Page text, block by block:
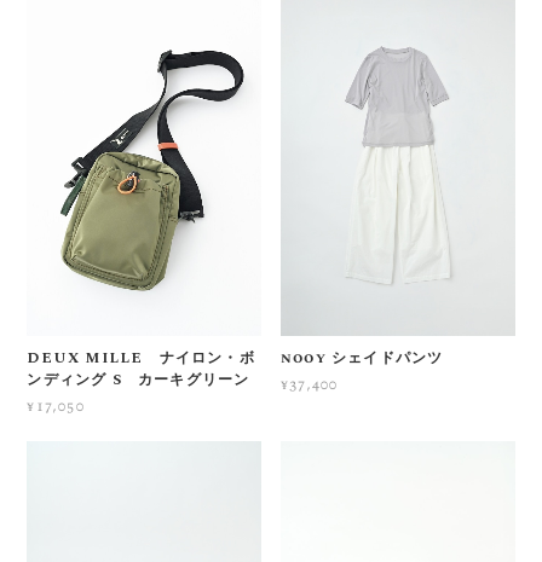
DEUX MILLE ナイロン・ボ
ンディング S カーキグリーン
¥17,050
nooy シェイドパンツ
¥37,400